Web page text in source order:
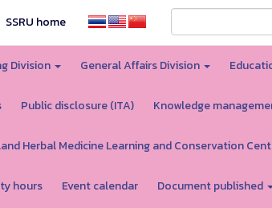
SSRU home
Division General Affairs Division
Public disclosure (ITA) Knowledge
Herbal Medicine Learning and Conservation
hours Event calendar Document published